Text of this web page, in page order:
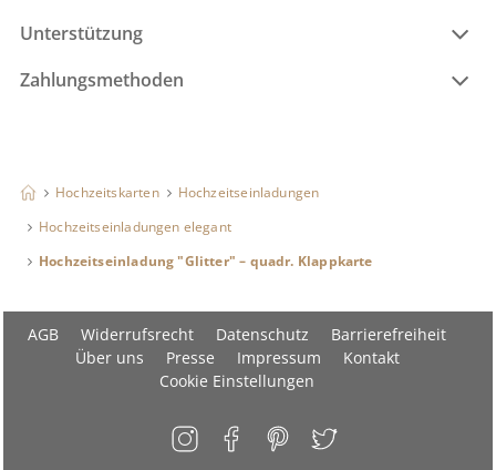
Unterstützung
Zahlungsmethoden
Hochzeitskarten
Hochzeitseinladungen
Hochzeitseinladungen elegant
Hochzeitseinladung "Glitter" – quadr. Klappkarte
AGB Widerrufsrecht Datenschutz
Barrierefreiheit
Über uns
Presse Impressum
Kontakt
Cookie Einstellungen